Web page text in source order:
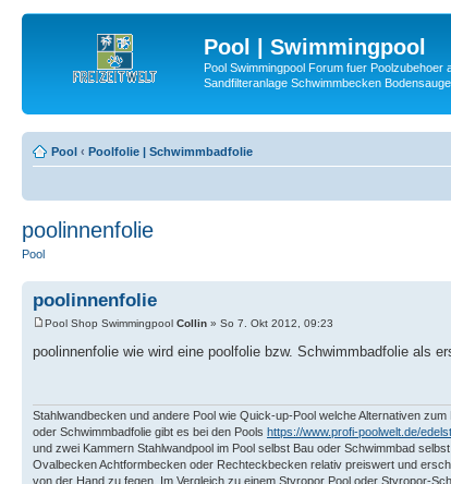
Pool | Swimmingpool
Pool Swimmingpool Forum fuer Poolzubehoer
Sandfilteranlage Schwimmbecken
Pool ‹ Poolfolie | Schwimmbadfolie
poolinnenfolie
Pool
poolinnenfolie
Pool Shop Swimmingpool Collin » So 7. Okt 2012, 09:23
poolinnenfolie wie wird eine poolfolie bzw. Schwimmbadfolie als
Stahlwandbecken und andere Pool wie Quick-up-Pool welche Alternativen
oder Schwimmbadfolie gibt es bei den Pools https://www.profi-poolwelt.de/
und zwei Kammern Stahlwandpool im Pool selbst Bau oder Schwimmbad
Ovalbecken Achtformbecken oder Rechteckbecken relativ preiswert und
von der Hand zu fegen. Im Vergleich zu einem Styropor Pool oder Styropor-